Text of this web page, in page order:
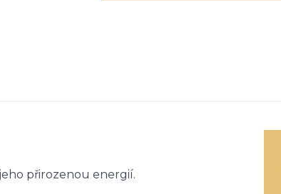
přirozenou energií.